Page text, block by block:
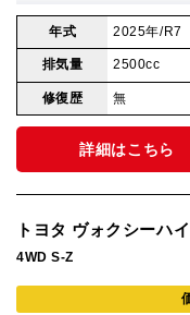
年式 2025年/R7
排気量 2500cc
修復歴 無
詳細はこちら
トヨタ ヴォクシーハ
4WD S-Z